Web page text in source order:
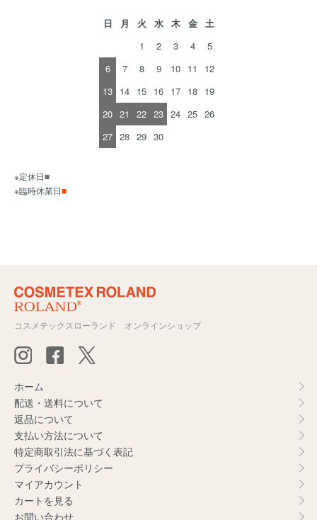
日 月 火 水 木 金
土
1
2 3 4
5
6
7 8 9 10 11
12
13 14 15 16 17 18 19
20 21 22 23 24 25 26
27 28 29 30
※定休日■
※臨時休業日■
コスメテックスローランド オンラインショップ
ホーム
配送・送料について
返品について
支払い方法について
特定商取引法に基づく表記
プライバシーポリシー
マイアカウント
カートを見る
お問い合わせ